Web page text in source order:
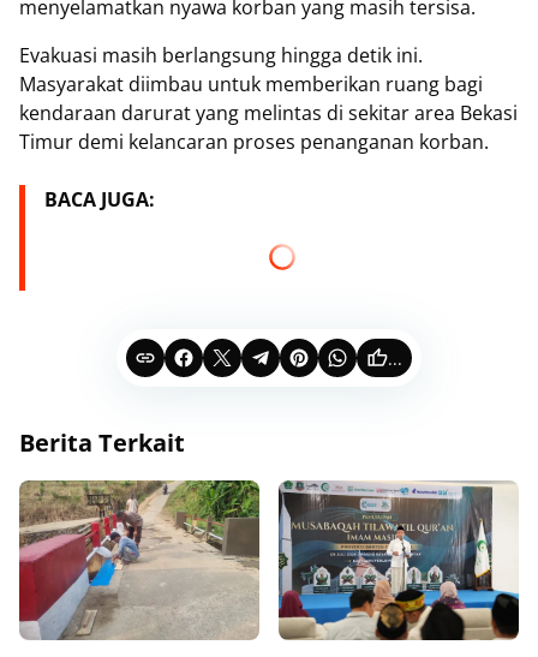
menyelamatkan nyawa korban yang masih tersisa.
Evakuasi masih berlangsung hingga detik ini.
Masyarakat diimbau untuk memberikan ruang bagi
kendaraan darurat yang melintas di sekitar area Bekasi
Timur demi kelancaran proses penanganan korban.
BACA JUGA:
...
Berita Terkait